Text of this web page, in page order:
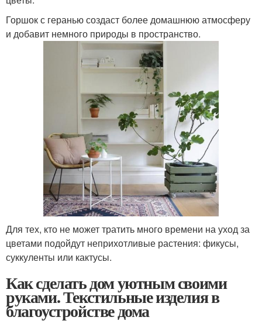
Горшок с геранью создаст более домашнюю атмосферу
и добавит немного природы в пространство.
Для тех, кто не может тратить много времени на уход за
цветами подойдут неприхотливые растения: фикусы,
суккуленты или кактусы.
Как сделать дом уютным своими
руками. Текстильные изделия в
благоустройстве дома